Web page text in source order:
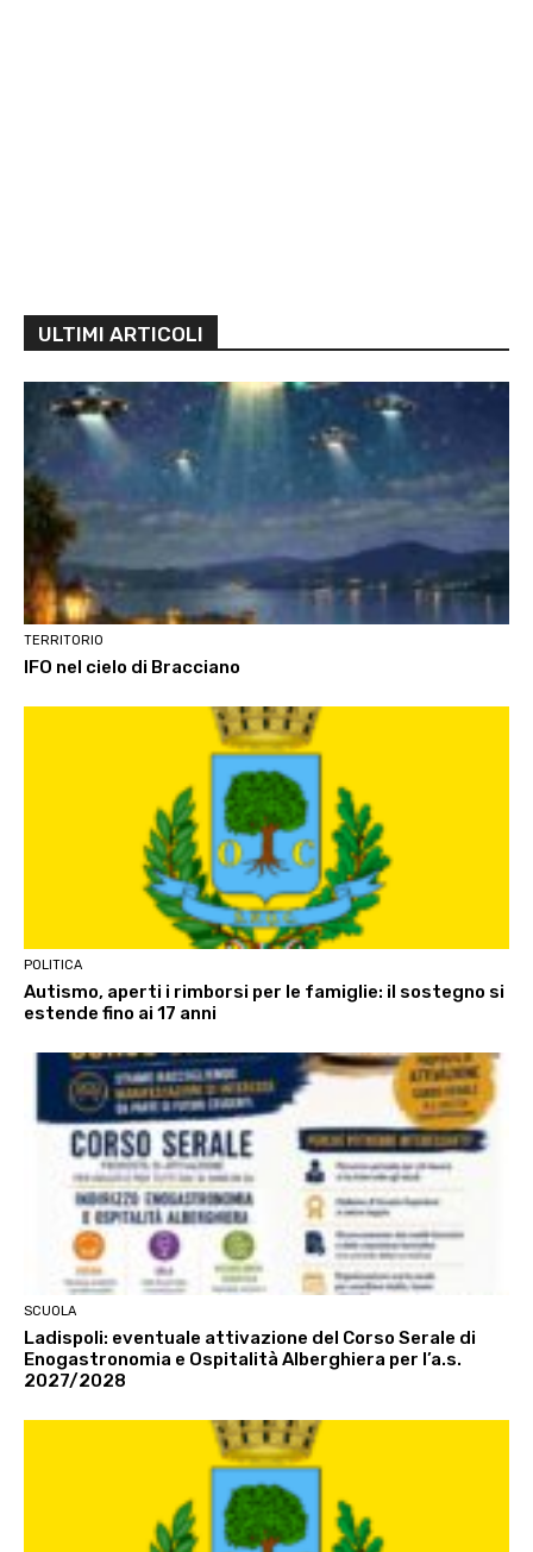
ULTIMI ARTICOLI
TERRITORIO
IFO nel cielo di Bracciano
POLITICA
Autismo, aperti i rimborsi per le famiglie: il sostegno si
estende fino ai 17 anni
SCUOLA
Ladispoli: eventuale attivazione del Corso Serale di
Enogastronomia e Ospitalità Alberghiera per l’a.s.
2027/2028